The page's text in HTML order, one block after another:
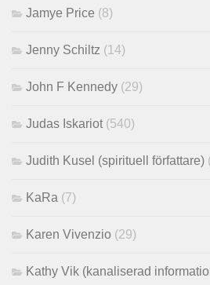
Jamye Price (8)
Jenny Schiltz (14)
John F Kennedy (29)
Judas Iskariot (540)
Judith Kusel (spirituell författare)
KaRa (7)
Karen Vivenzio (29)
Kathy Vik (kanaliserad